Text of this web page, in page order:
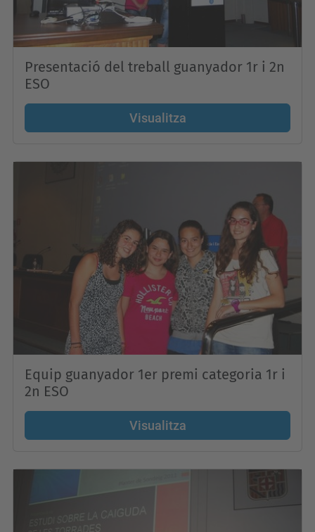
Presentació del treball guanyador 1r i 2n
ESO
Visualitza
Equip guanyador 1er premi categoria 1r i
2n ESO
Visualitza